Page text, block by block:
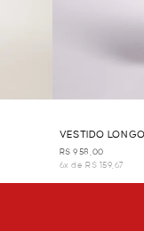
VESTIDO
R$ 958,00
6x de R$ 159,67